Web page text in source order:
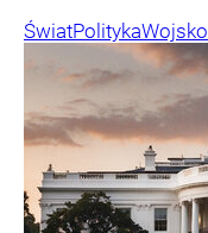
ŚwiatPolitykaWojsko